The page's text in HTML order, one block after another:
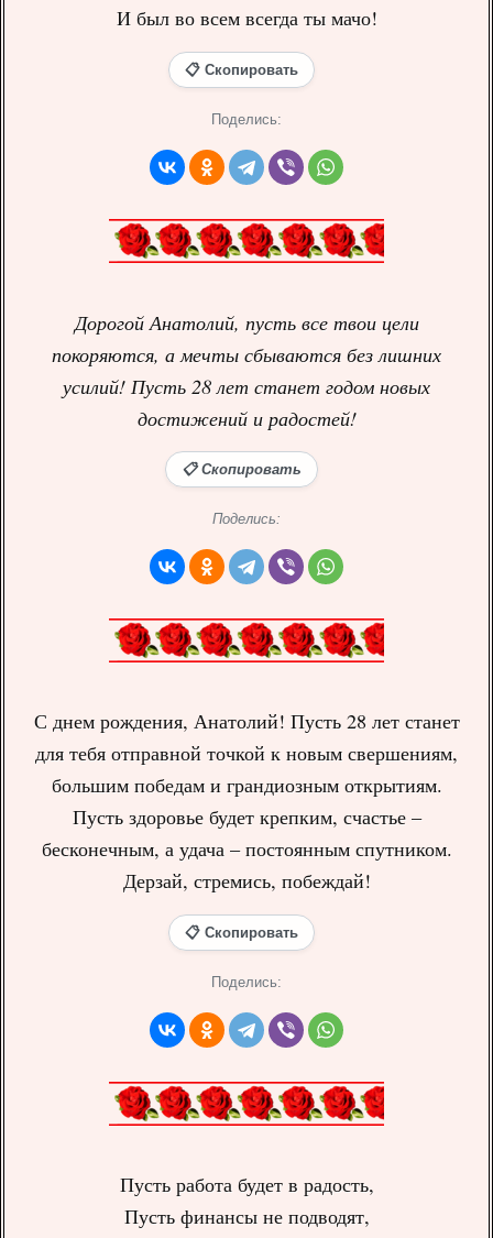
И был во всем всегда ты мачо!
📋 Скопировать
Поделись:
Дорогой Анатолий, пусть все твои цели
покоряются, а мечты сбываются без лишних
усилий! Пусть 28 лет станет годом новых
достижений и радостей!
📋 Скопировать
Поделись:
С днем рождения, Анатолий! Пусть 28 лет станет
для тебя отправной точкой к новым свершениям,
большим победам и грандиозным открытиям.
Пусть здоровье будет крепким, счастье –
бесконечным, а удача – постоянным спутником.
Дерзай, стремись, побеждай!
📋 Скопировать
Поделись:
Пусть работа будет в радость,
Пусть финансы не подводят,